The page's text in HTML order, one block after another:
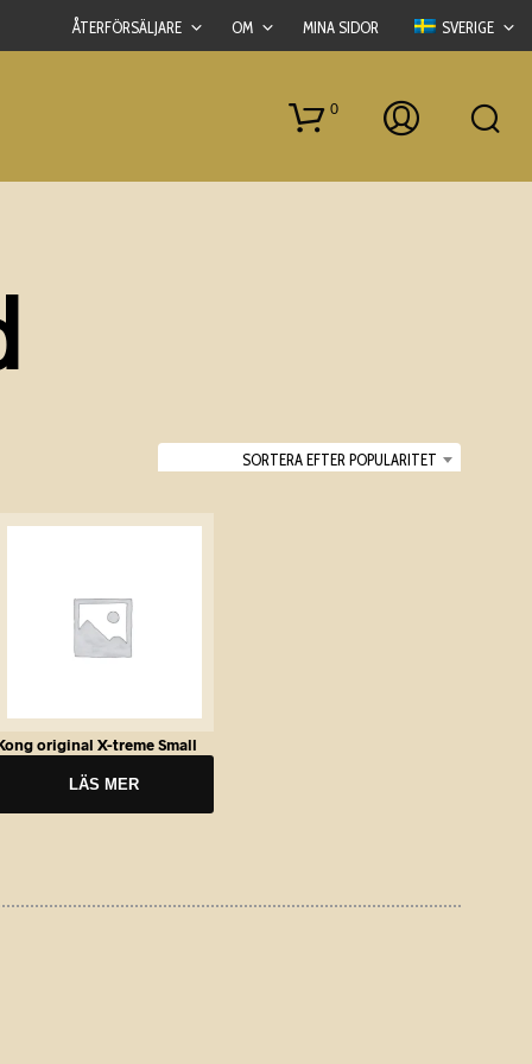
ÅTERFÖRSÄLJARE OM MINA SIDOR SVERIGE
0
A
N
SORTERA EFTER POPULARITET
original X-treme Small
LÄS MER